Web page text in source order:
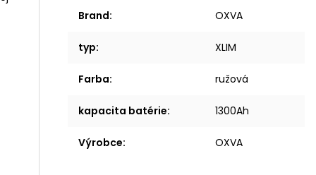
Brand: OXVA
typ: XLIM
Farba: ružová
kapacita batérie: 1300Ah
Výrobce: OXVA